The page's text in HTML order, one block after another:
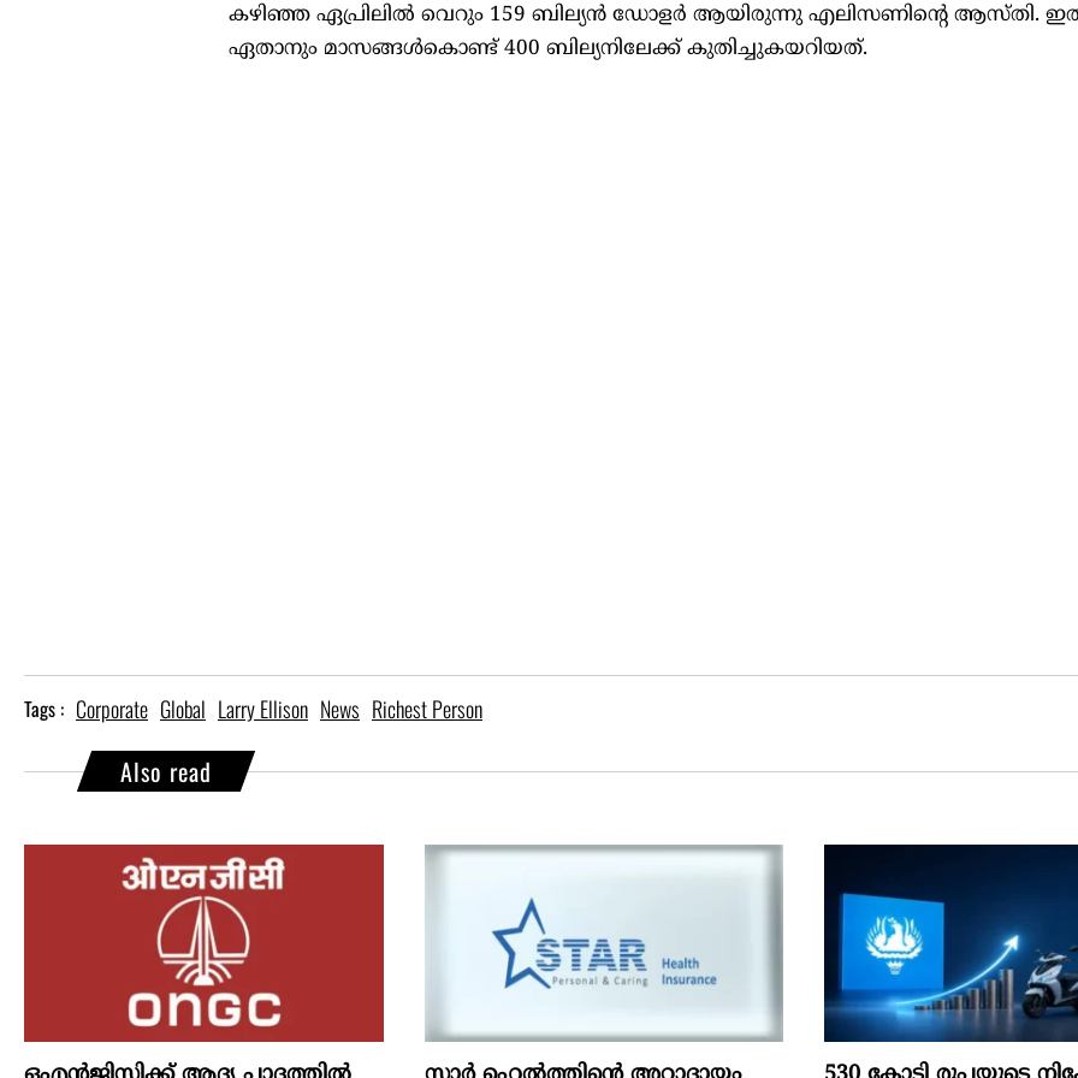
കഴിഞ്ഞ ഏപ്രിലിൽ വെറും 159 ബില്യൻ ഡോളർ ആയിരുന്നു എലിസണിന്റെ ആസ്തി.
ഏതാനും മാസങ്ങൾകൊണ്ട് 400 ബില്യനിലേക്ക് കുതിച്ചുകയറിയത്.
Tags : Corporate Global Larry Ellison News Richest Person
Also read